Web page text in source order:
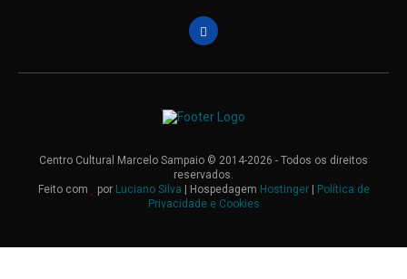
Centro Cultural Marcelo Sampaio © 2014-2026 - Todos os direitos
reservados.
Feito com
por Luciano Silva | Hospedagem Hostinger|
Política de
Privacidade e Cookies